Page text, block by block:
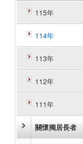
115年
114年
113年
112年
111年
關懷獨居長者